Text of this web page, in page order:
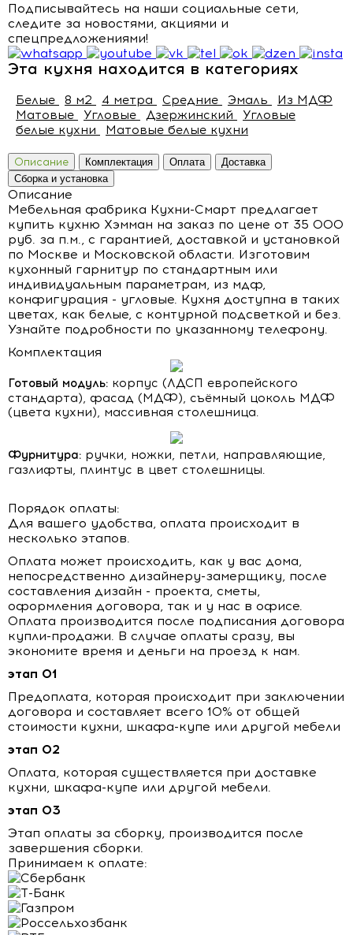
Подписывайтесь на наши социальные сети,
следите за новостями, акциями и
спецпредложениями!
Эта кухня находится в категориях
Белые 8 м2 4 метра Средние Эмаль
Из МДФ
Матовые
Угловые Дзержинский
Угловые
белые кухни
Матовые белые кухни
Описание Комплектация Оплата
Доставка
Сборка и установка
Описание
Мебельная фабрика Кухни-Смарт предлагает
купить кухню Хэмман на заказ по цене от 35 000
руб. за п.м., с гарантией, доставкой и установкой
по Москве и Московской области. Изготовим
кухонный гарнитур по стандартным или
индивидуальным параметрам, из мдф,
конфигурация - угловые. Кухня доступна в таких
цветах, как белые, с контурной подсветкой и без.
Узнайте подробности по указанному телефону.
Комплектация
Готовый модуль: корпус (ЛДСП европейского
стандарта), фасад (МДФ), съёмный цоколь МДФ
(цвета кухни), массивная столешница.
Фурнитура: ручки, ножки, петли, направляющие,
газлифты, плинтус в цвет столешницы.
Порядок оплаты:
Для вашего удобства, оплата происходит в
несколько этапов.
Оплата может происходить, как у вас дома,
непосредственно дизайнеру-замерщику, после
составления дизайн - проекта, сметы,
оформления договора, так и у нас в офисе.
Оплата производится после подписания договора
купли-продажи. В случае оплаты сразу, вы
экономите время и деньги на проезд к нам.
этап 01
Предоплата, которая происходит при заключении
договора и составляет всего 10% от общей
стоимости кухни, шкафа-купе или другой мебели
этап 02
Оплата, которая существляется при доставке
кухни, шкафа-купе или другой мебели.
этап 03
Этап оплаты за сборку, производится после
завершения сборки.
Принимаем к оплате: